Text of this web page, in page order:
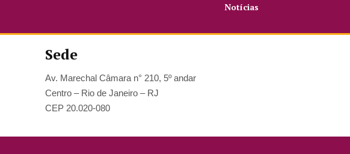
Notícias
Sede
Av. Marechal Câmara n° 210, 5º andar
Centro – Rio de Janeiro – RJ
CEP 20.020-080